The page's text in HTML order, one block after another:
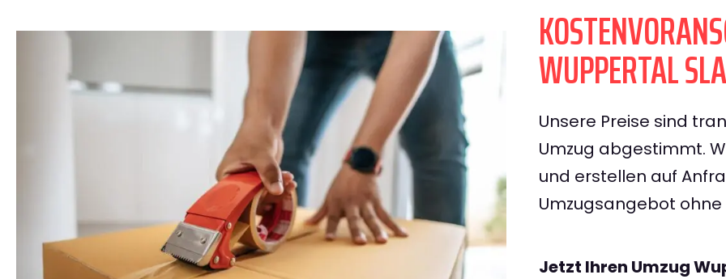
WUPPERTAL
Unsere Preise sind
Umzug abgestimmt.
und erstellen auf
Umzugsangebot
Jetzt Ihren Umzug